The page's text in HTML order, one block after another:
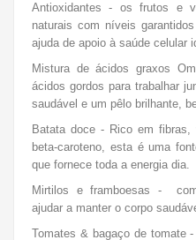
Antioxidantes - os frutos e
naturais com níveis
ajuda de apoio à saúde celular
Mistura de ácidos graxos
ácidos gordos para trabalhar
saudável e um pêlo brilhante,
Batata doce - Rico em
beta-caroteno, esta é uma
que fornece toda a energia dia.
Mirtilos e framboesas -
ajudar a manter o corpo
Tomates & bagaço de tomate